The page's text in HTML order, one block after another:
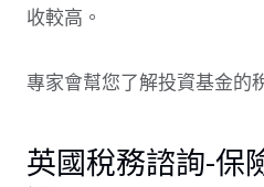
收較高。
專家會幫您了解投資基金的
英國稅務諮詢-保